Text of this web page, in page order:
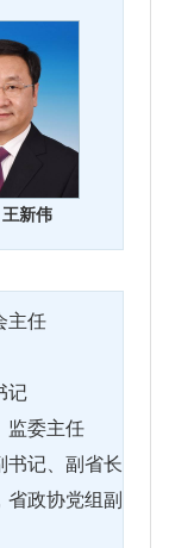
新伟
主任
记
监委主任
书记、副省长
政协党组副